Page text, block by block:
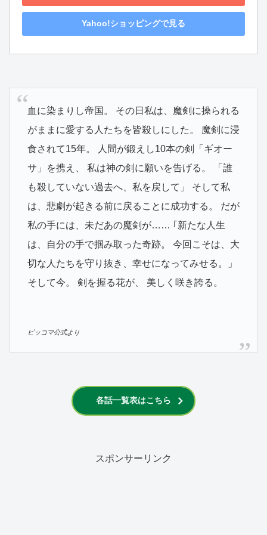
Yahoo!ショッピングで見る
血に染まりし帝国。 その日私は、魔剣に操られる
がままに愛する人たちを皆殺しにした。 魔剣に浸
食されて15年。 人間が鍛えし10本の剣「ギオー
サ」を携え、 私は神の剣に願いを告げる。 「誰
も殺していない過去へ、私を戻して」 そして私
は、悲劇が起きる前に戻ることに成功する。 だが
私の手には、未だあの魔剣が…… ｢新たな人生
は、自分の手で掴み取った奇跡。 今回こそは、大
切な人たちを守り抜き、幸せになってみせる。」
そして今。 剣を握る花が、 美しく咲き誇る。
ピッコマ公式より
各話一覧表はこちら
スポンサーリンク